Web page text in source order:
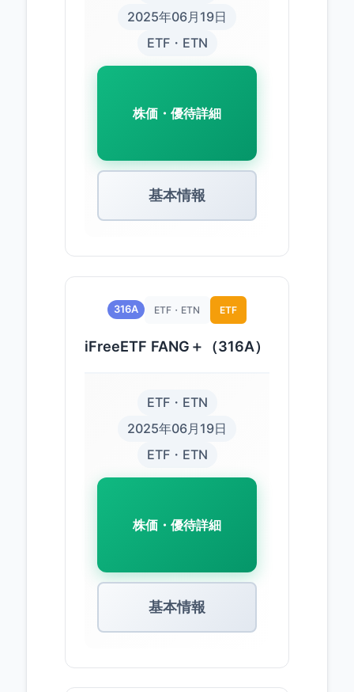
2025年06月19日
ETF・ETN
株価・優待詳細
基本情報
316A ETF・ETN ETF
iFreeETF FANG＋（316A）
ETF・ETN
2025年06月19日
ETF・ETN
株価・優待詳細
基本情報